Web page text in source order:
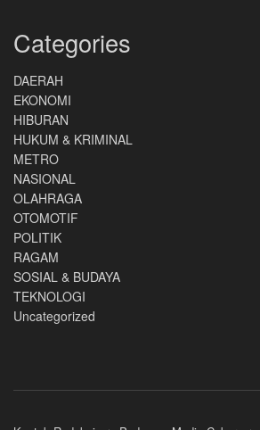
Categories
DAERAH
EKONOMI
HIBURAN
HUKUM & KRIMINAL
METRO
NASIONAL
OLAHRAGA
OTOMOTIF
POLITIK
RAGAM
SOSIAL & BUDAYA
TEKNOLOGI
Uncategorized